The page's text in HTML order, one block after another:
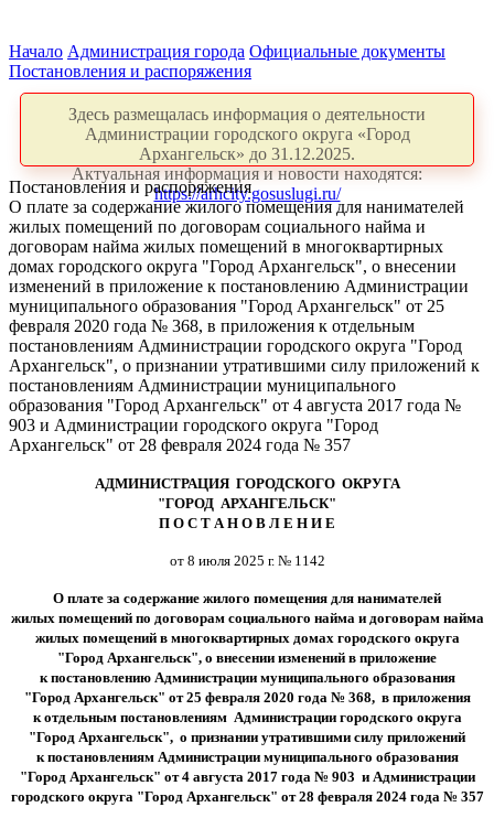
Начало Администрация города Официальные документы
Постановления и распоряжения
Здесь размещалась информация о деятельности
Администрации городского округа «Город
Архангельск» до 31.12.2025.
Актуальная информация и новости находятся:
https://arhcity.gosuslugi.ru/
Постановления и распоряжения
О плате за содержание жилого помещения для нанимателей
жилых помещений по договорам социального найма и
договорам найма жилых помещений в многоквартирных
домах городского округа "Город Архангельск", о внесении
изменений в приложение к постановлению Администрации
муниципального образования "Город Архангельск" от 25
февраля 2020 года № 368, в приложения к отдельным
постановлениям Администрации городского округа "Город
Архангельск", о признании утратившими силу приложений к
постановлениям Администрации муниципального
образования "Город Архангельск" от 4 августа 2017 года №
903 и Администрации городского округа "Город
Архангельск" от 28 февраля 2024 года № 357
АДМИНИСТРАЦИЯ ГОРОДСКОГО ОКРУГА
"ГОРОД АРХАНГЕЛЬСК"
П О С Т А Н О В Л Е Н И Е
от 8 июля 2025 г. № 1142
О плате за содержание жилого помещения для нанимателей
жилых помещений по договорам социального найма и договорам найма
жилых помещений в многоквартирных домах городского округа
"Город Архангельск", о внесении изменений в приложение
к постановлению Администрации муниципального образования
"Город Архангельск" от 25 февраля 2020 года № 368, в приложения
к отдельным постановлениям Администрации городского округа
"Город Архангельск", о признании утратившими силу приложений
к постановлениям Администрации муниципального образования
"Город Архангельск" от 4 августа 2017 года № 903 и Администрации
городского округа "Город Архангельск" от 28 февраля 2024 года № 357